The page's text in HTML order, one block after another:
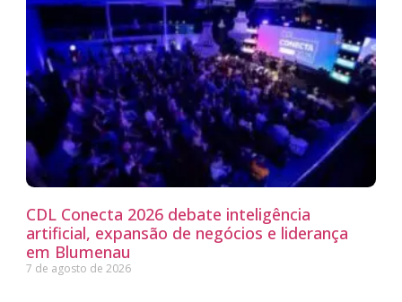
CDL Conecta 2026 debate inteligência
artificial, expansão de negócios e liderança
em Blumenau
7 de agosto de 2026